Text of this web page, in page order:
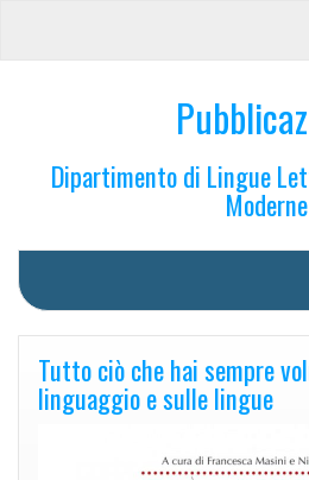
Dipartimento di Lingue
Moderne
Tutto ciò che hai sempre
linguaggio e sulle lingue